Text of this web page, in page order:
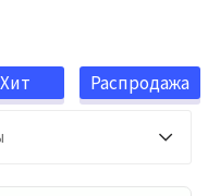
Хит
Распродажа